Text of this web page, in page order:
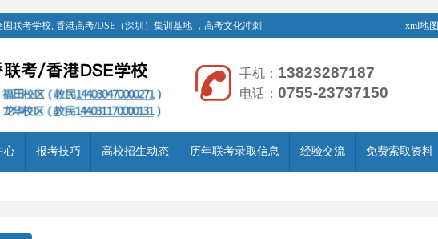
联考学校, 香港高考/DSE（深圳）集训基地 ，高考文化冲刺 xml地图
手机： 13823287187
电话： 0755-23737150
心 报考技巧 高校招生动态 历年联考录取信息 经验交流 免费索取资料